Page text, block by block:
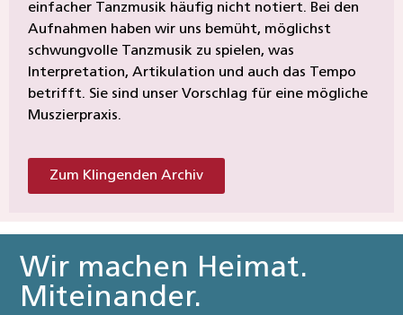
einfacher Tanzmusik häufig nicht notiert. Bei den
Aufnahmen haben wir uns bemüht, möglichst
schwungvolle Tanzmusik zu spielen, was
Interpretation, Artikulation und auch das Tempo
betrifft. Sie sind unser Vorschlag für eine mögliche
Muszierpraxis.
Zum Klingenden Archiv
Wir machen Heimat.
Miteinander.